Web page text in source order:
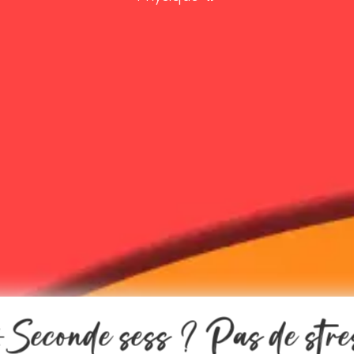
sess ? Pas de